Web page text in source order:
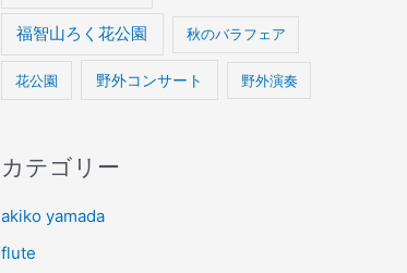
福智山ろく花公園 秋のバラフェア
花公園 野外コンサート 野外演奏
カテゴリー
akiko yamada
flute